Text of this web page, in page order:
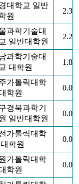
대학교 일반
원
2.3
과학기술대
일반대학원
2.2
과학기술대
대학원
1.8
가톨릭대학
학원
0.0
경북과학기
일반대학원
0.0
가톨릭대학
학원
0.0
가톨릭대학
학원
0.0